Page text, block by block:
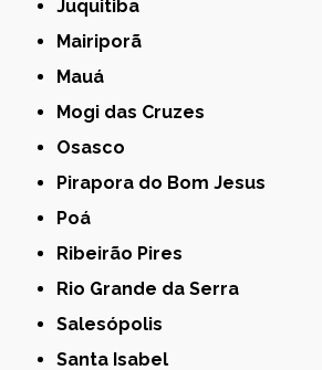
Juquitiba
Mairiporã
Mauá
Mogi das Cruzes
Osasco
Pirapora do Bom Jesus
Poá
Ribeirão Pires
Rio Grande da Serra
Salesópolis
Santa Isabel